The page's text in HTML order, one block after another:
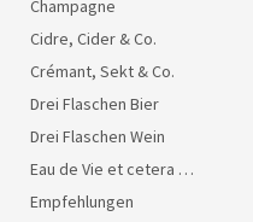
Champagne
Cidre, Cider & Co.
Crémant, Sekt & Co.
Drei Flaschen Bier
Drei Flaschen Wein
Eau de Vie et cetera …
Empfehlungen